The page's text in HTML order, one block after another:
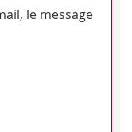
le message